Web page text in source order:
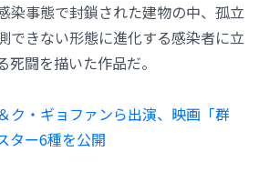
染事態で封鎖された建物の中、孤立
できない形態に進化する感染者に立
闘を描いた作品だ。
ク・ギョファンら出演、映画「群
ター6種を公開